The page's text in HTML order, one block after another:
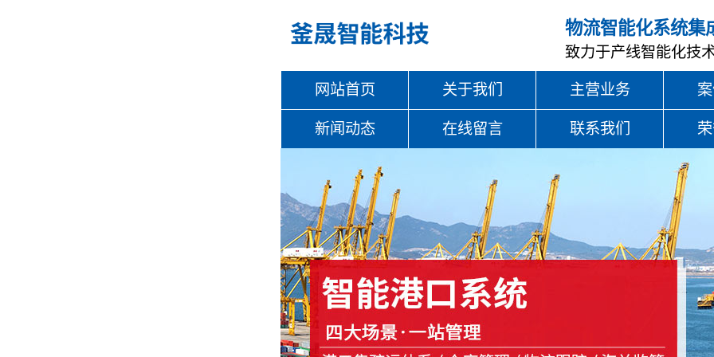
物流智能化系统集
致力于产线智能化技
网站首页 关于我们 主营业务
新闻动态 在线留言 联系我们